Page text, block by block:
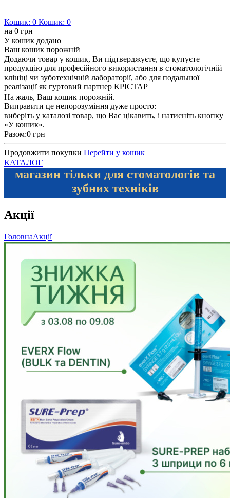
Кошик: 0 Кошик: 0
на 0 грн
У кошик додано
Ваш кошик порожній
Додаючи товар у кошик, Ви підтверджуєте, що купуєте
продукцію для професійного використання в стоматологічній
клініці чи зуботехнічній лабораторії, або для подальшої
реалізації як гуртовий партнер КРІСТАР
На жаль, Ваш кошик порожній.
Виправити це непорозуміння дуже просто:
виберіть у каталозі товар, що Вас цікавить, і натисніть кнопку
«У кошик».
Разом:0 грн
Продовжити покупки Перейти у кошик
КАТАЛОГ
магазин тільки для стоматологів та
зубних техніків
Акції
ГоловнаАкції